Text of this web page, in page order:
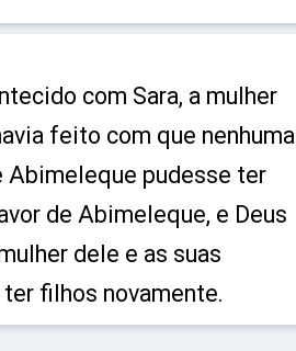
com Sara, a mulher
feito com que nenhuma
Abimeleque pudesse ter
de Abimeleque, e Deus
dele e as suas
filhos novamente.